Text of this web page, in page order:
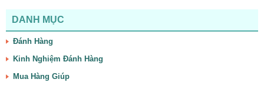
DANH MỤC
Đánh Hàng
Kinh Nghiệm Đánh Hàng
Mua Hàng Giúp